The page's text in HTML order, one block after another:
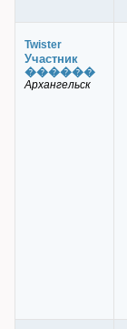
Twister
Участник
������
Архангельск